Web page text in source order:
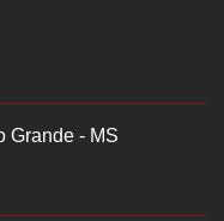
Grande - MS